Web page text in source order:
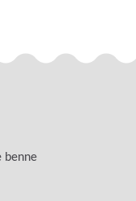
benne